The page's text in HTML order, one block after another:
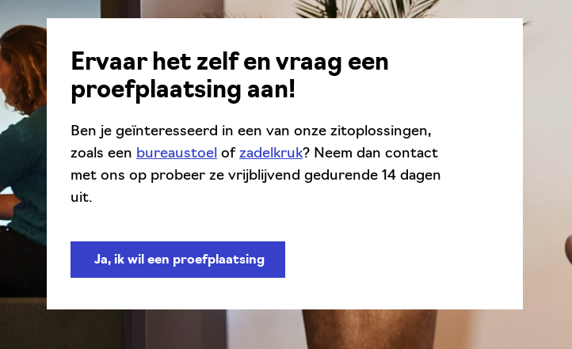
Ervaar het zelf en vraag een
proefplaatsing aan!
Ben je geïnteresseerd in een van onze zitoplossingen,
zoals een bureaustoel of zadelkruk? Neem dan contact
met ons op probeer ze vrijblijvend gedurende 14 dagen
uit.
Ja, ik wil een proefplaatsing